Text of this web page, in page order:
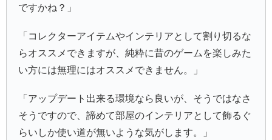
ですかね？」
「コレクターアイテムやインテリアとして割り切るな
らオススメできますが、純粋に昔のゲームを楽しみた
い方には無理にはオススメできません。」
「アップデート出来る環境なら良いが、そうではなさ
そうですので、諦めて部屋のインテリアとして飾るぐ
らいしか使い道が無いような気がします。」